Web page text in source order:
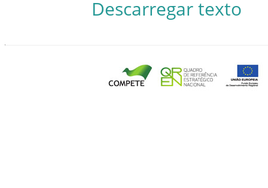
Descarregar texto